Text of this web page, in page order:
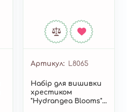
Артикул L8065
Набір для вишивки
хрестиком
"Hydrangea Blooms"